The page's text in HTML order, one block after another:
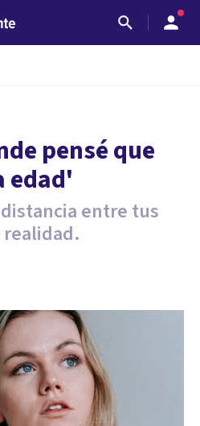
pensé que
edad'
entre tus